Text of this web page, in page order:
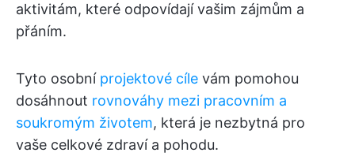
aktivitám, které odpovídají vašim zájmům a
přáním.
Tyto osobní projektové cíle vám pomohou
dosáhnout rovnováhy mezi pracovním a
soukromým životem, která je nezbytná pro
vaše celkové zdraví a pohodu.